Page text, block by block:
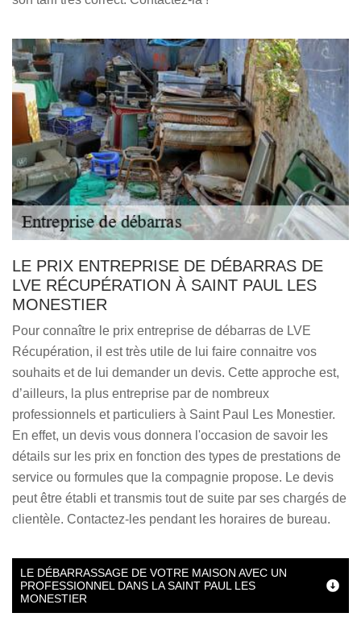
LE PRIX ENTREPRISE DE DÉBARRAS DE
LVE RÉCUPÉRATION À SAINT PAUL LES
MONESTIER
Pour connaître le prix entreprise de débarras de LVE
Récupération, il est très utile de lui faire connaitre vos
souhaits et de lui demander un devis. Cette approche est,
d’ailleurs, la plus entreprise par de nombreux
professionnels et particuliers à Saint Paul Les Monestier.
En effet, un devis vous donnera l'occasion de savoir les
détails sur les prix en fonction des types de prestations de
service ou formules que la compagnie propose. Le devis
peut être établi et transmis tout de suite par ses chargés de
clientèle. Contactez-les pendant les horaires de bureau.
LE DÉBARRASSAGE DE VOTRE MAISON AVEC UN
PROFESSIONNEL DANS LA SAINT PAUL LES
MONESTIER